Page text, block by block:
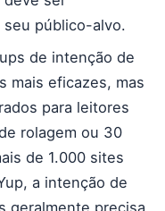
público-alvo.
de intenção de
mais eficazes, mas
para leitores
rolagem ou 30
de 1.000 sites
a intenção de
geralmente precisa